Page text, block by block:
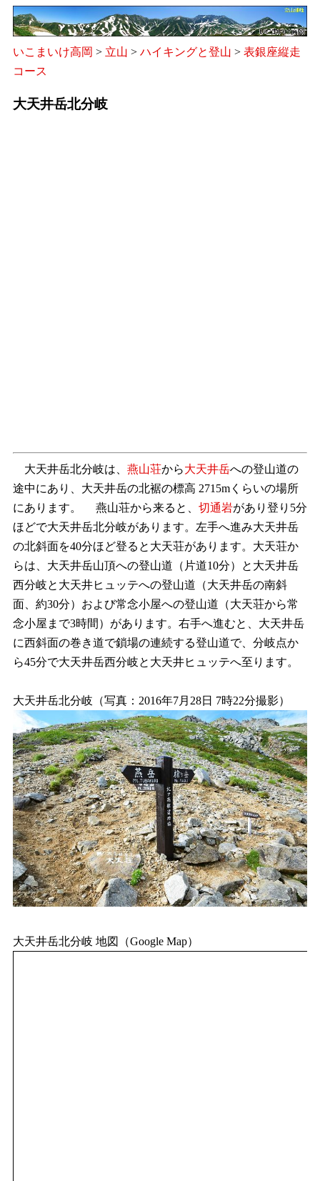
いこまいけ高岡 > 立山 > ハイキングと登山 > 表銀座縦走
コース
大天井岳北分岐
大天井岳北分岐は、 燕山荘から大天井岳への登山道の
途中にあり、大天井岳の北裾の標高 2715mくらいの場所
にあります。 燕山荘から来ると、 切通岩があり登り5分
ほどで大天井岳北分岐があります。左手へ進み大天井岳
の北斜面を40分ほど登ると大天荘があります。大天荘か
らは、大天井岳山頂への登山道（片道10分）と大天井岳
西分岐と大天井ヒュッテへの登山道（大天井岳の南斜
面、約30分）および常念小屋への登山道（大天荘から常
念小屋まで3時間）があります。右手へ進むと、大天井岳
に西斜面の巻き道で鎖場の連続する登山道で、分岐点か
ら45分で大天井岳西分岐と大天井ヒュッテへ至ります。
大天井岳北分岐（写真：2016年7月28日 7時22分撮影）
大天井岳北分岐 地図（Google Map）